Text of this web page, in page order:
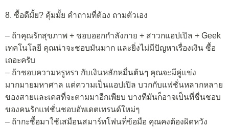
8. ซื้อดีมั้ย? คุ้มมั้ย คำถามที่ต้อง ถามตัวเอง
– ถ้าคุณรักสุขภาพ + ชอบออกกำลังกาย + สาวกแอปเปิล + Geek
เทคโนโลยี คุณน่าจะชอบมันมาก และยิ่งไม่มีปัญหาเรื่องเงิน ซื้อ
เถอะครับ
– ถ้าชอบความหรูหรา กับเงินหลักหมื่นต้นๆ คุณจะมีคู่แข่ง
มากมายมหาศาล แต่ความเป็นแอปเปิล บวกกับแฟชั่นหลากหลาย
ของสายและเคสที่จะตามมาอีกเพียบ บางทีมันก็อาจเป็นที่ชื่นชอบ
ของคนรักแฟชั่นชอบอัพเดตเทรนด์ใหม่ๆ
– ถ้ากะซื้อมาใช้เสมือนสมาร์ทโฟนที่ข้อมือ คุณคงต้องผิดหวัง